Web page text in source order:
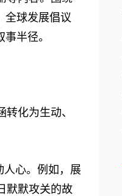
全球发展倡议
半径。
化为生动、
心。例如，展
默默攻关的故